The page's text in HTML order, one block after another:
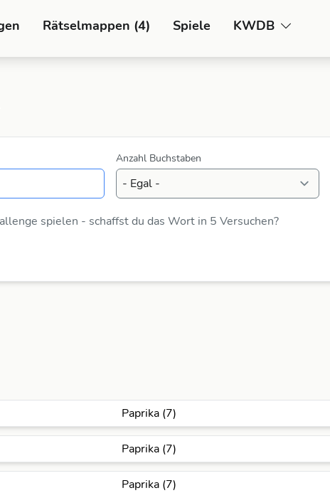
Rätselmappen (4) Spiele KWDB
Anzahl Buchstaben
spielen - schaffst du das Wort in 5 Versuchen?
Paprika (7)
Paprika (7)
Paprika (7)